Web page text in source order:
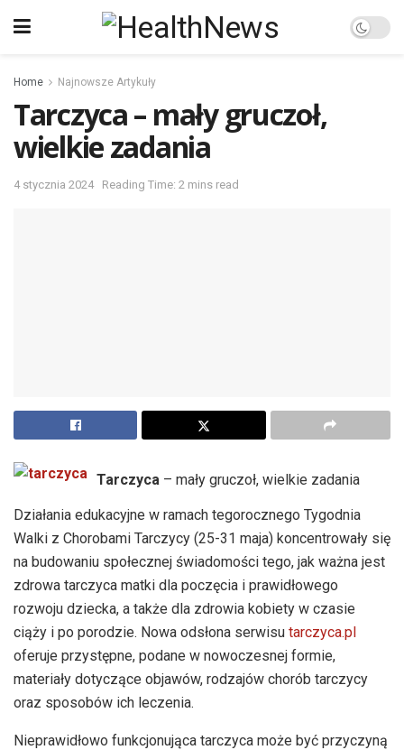
Home Najnowsze Artykuły
Tarczyca – mały gruczoł,
wielkie zadania
4 stycznia 2024 Reading Time: 2 mins read
Tarczyca – mały gruczoł, wielkie zadania
Działania edukacyjne w ramach tegorocznego Tygodnia
Walki z Chorobami Tarczycy (25-31 maja) koncentrowały się
na budowaniu społecznej świadomości tego, jak ważna jest
zdrowa tarczyca matki dla poczęcia i prawidłowego
rozwoju dziecka, a także dla zdrowia kobiety w czasie
ciąży i po porodzie. Nowa odsłona serwisu tarczyca.pl
oferuje przystępne, podane w nowoczesnej formie,
materiały dotyczące objawów, rodzajów chorób tarczycy
oraz sposobów ich leczenia.
Nieprawidłowo funkcjonująca tarczyca może być przyczyną